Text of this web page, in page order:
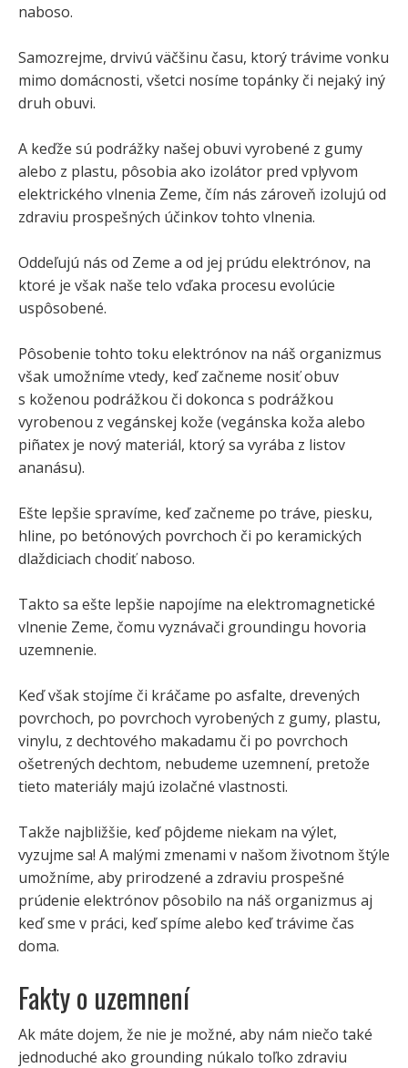
naboso.
Samozrejme, drvivú väčšinu času, ktorý trávime vonku
mimo domácnosti, všetci nosíme topánky či nejaký iný
druh obuvi.
A keďže sú podrážky našej obuvi vyrobené z gumy
alebo z plastu, pôsobia ako izolátor pred vplyvom
elektrického vlnenia Zeme, čím nás zároveň izolujú od
zdraviu prospešných účinkov tohto vlnenia.
Oddeľujú nás od Zeme a od jej prúdu elektrónov, na
ktoré je však naše telo vďaka procesu evolúcie
uspôsobené.
Pôsobenie tohto toku elektrónov na náš organizmus
však umožníme vtedy, keď začneme nosiť obuv
s koženou podrážkou či dokonca s podrážkou
vyrobenou z vegánskej kože (vegánska koža alebo
piñatex je nový materiál, ktorý sa vyrába z listov
ananásu).
Ešte lepšie spravíme, keď začneme po tráve, piesku,
hline, po betónových povrchoch či po keramických
dlaždiciach chodiť naboso.
Takto sa ešte lepšie napojíme na elektromagnetické
vlnenie Zeme, čomu vyznávači groundingu hovoria
uzemnenie.
Keď však stojíme či kráčame po asfalte, drevených
povrchoch, po povrchoch vyrobených z gumy, plastu,
vinylu, z dechtového makadamu či po povrchoch
ošetrených dechtom, nebudeme uzemnení, pretože
tieto materiály majú izolačné vlastnosti.
Takže najbližšie, keď pôjdeme niekam na výlet,
vyzujme sa! A malými zmenami v našom životnom štýle
umožníme, aby prirodzené a zdraviu prospešné
prúdenie elektrónov pôsobilo na náš organizmus aj
keď sme v práci, keď spíme alebo keď trávime čas
doma.
Fakty o uzemnení
Ak máte dojem, že nie je možné, aby nám niečo také
jednoduché ako grounding núkalo toľko zdraviu